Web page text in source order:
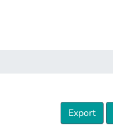
Export